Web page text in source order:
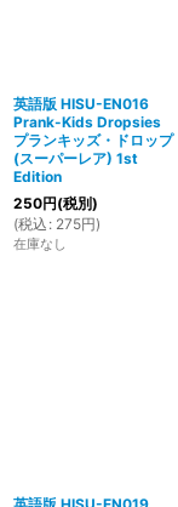
英語版 HISU-EN016
Prank-Kids Dropsies
プランキッズ・ドロップ
(スーパーレア) 1st
Edition
250円(税別)
(税込 : 275円)
在庫なし